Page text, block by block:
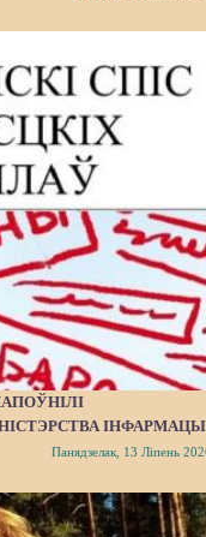
Панядзелак, 13 Ліпень